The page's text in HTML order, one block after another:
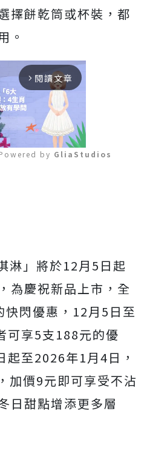
擇餅乾筒或杯裝，都
。
arrow_forward_ios 閱讀文章
by GliaStudios
淋」將於12月5日起
為慶祝新品上市，全
閃優惠，12月5日至
可享5支188元的優
至2026年1月4日，
加價9元即可享受不沾
日甜點增添更多層